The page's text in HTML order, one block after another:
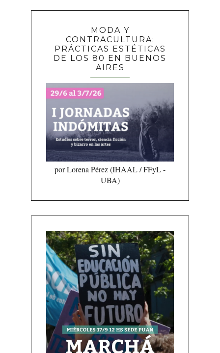
MODA Y
CONTRACULTURA:
PRÁCTICAS ESTÉTICAS
DE LOS 80 EN BUENOS
AIRES
por Lorena Pérez (IHAAL / FFyL -
UBA)